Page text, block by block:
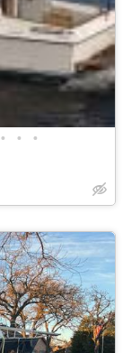
• • •